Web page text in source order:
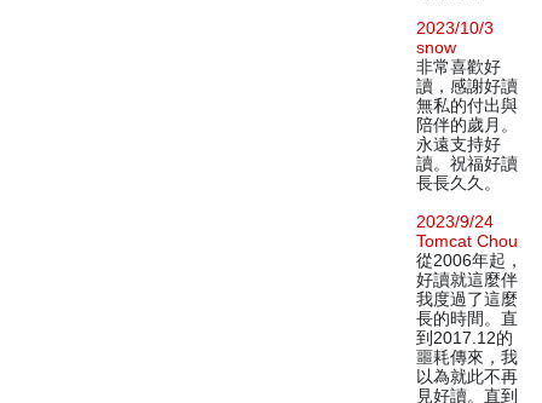
2023/10/3
snow
非常喜歡好
讀，感謝好讀
無私的付出與
陪伴的歲月。
永遠支持好
讀。祝福好讀
長長久久。
2023/9/24
Tomcat Chou
從2006年起，
好讀就這麼伴
我度過了這麼
長的時間。直
到2017.12的
噩耗傳來，我
以為就此不再
見好讀。直到